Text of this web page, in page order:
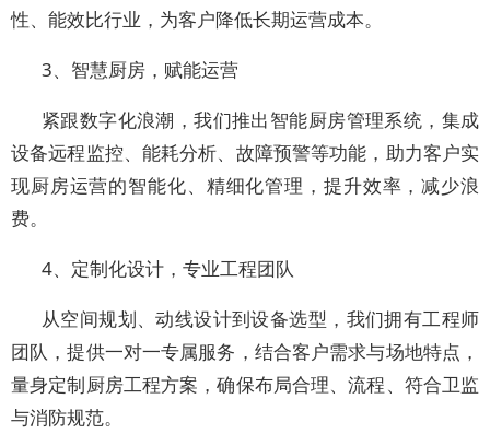
性、能效比行业，为客户降低长期运营成本。
3、智慧厨房，赋能运营
紧跟数字化浪潮，我们推出智能厨房管理系统，集成
设备远程监控、能耗分析、故障预警等功能，助力客户实
现厨房运营的智能化、精细化管理，提升效率，减少浪
费。
4、定制化设计，专业工程团队
从空间规划、动线设计到设备选型，我们拥有工程师
团队，提供一对一专属服务，结合客户需求与场地特点，
量身定制厨房工程方案，确保布局合理、流程、符合卫监
与消防规范。